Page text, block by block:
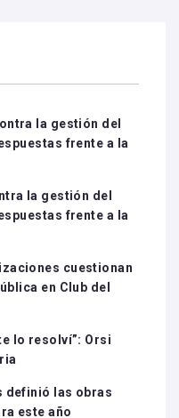
la gestión del
frente a la
la gestión del
frente a la
cuestionan
en Club del
lo resolví”: Orsi
definió las obras
este año